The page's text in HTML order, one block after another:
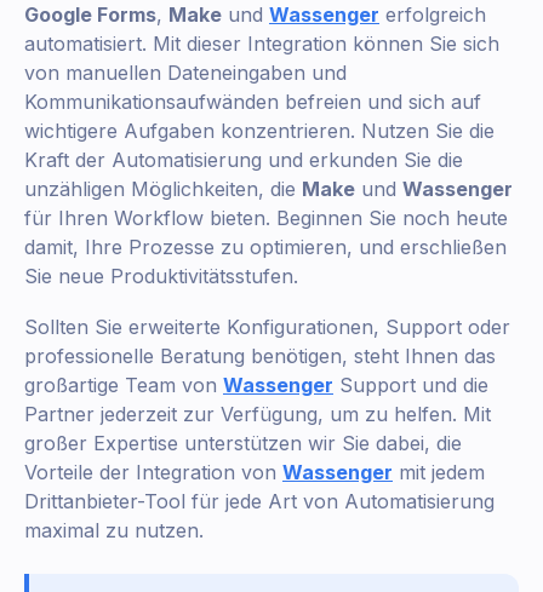
Google Forms, Make und Wassenger erfolgreich
automatisiert. Mit dieser Integration können Sie sich
von manuellen Dateneingaben und
Kommunikationsaufwänden befreien und sich auf
wichtigere Aufgaben konzentrieren. Nutzen Sie die
Kraft der Automatisierung und erkunden Sie die
unzähligen Möglichkeiten, die Make und Wassenger
für Ihren Workflow bieten. Beginnen Sie noch heute
damit, Ihre Prozesse zu optimieren, und erschließen
Sie neue Produktivitätsstufen.
Sollten Sie erweiterte Konfigurationen, Support oder
professionelle Beratung benötigen, steht Ihnen das
großartige Team von Wassenger Support und die
Partner jederzeit zur Verfügung, um zu helfen. Mit
großer Expertise unterstützen wir Sie dabei, die
Vorteile der Integration von Wassenger mit jedem
Drittanbieter-Tool für jede Art von Automatisierung
maximal zu nutzen.